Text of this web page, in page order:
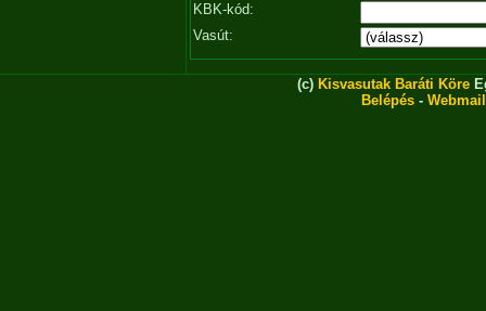
KBK-kód:
Vasút:
(c) Kisvasutak Baráti Köre
Belépés - Webmail